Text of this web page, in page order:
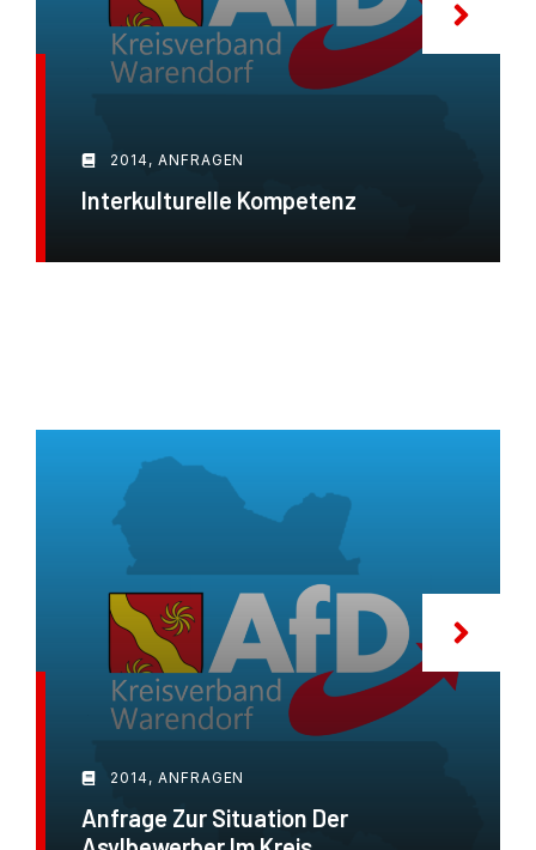
2014, ANFRAGEN
Interkulturelle Kompetenz
2014, ANFRAGEN
Anfrage Zur Situation Der